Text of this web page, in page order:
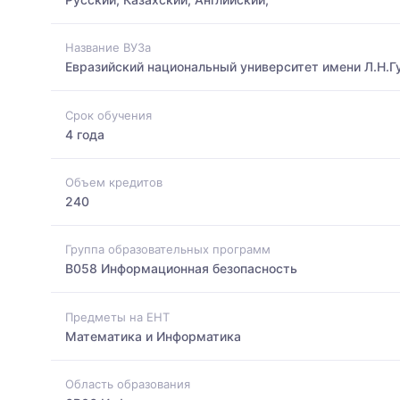
Название ВУЗа
Евразийский национальный университет имени
Срок обучения
4 года
Объем кредитов
240
Группа образовательных программ
B058 Информационная безопасность
Предметы на ЕНТ
Математика и Информатика
Область образования